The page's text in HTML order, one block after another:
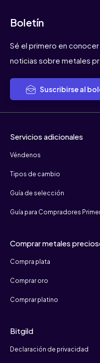
Boletín
Sé el primero en
noticias sobre metales
Suscribirse al
Servicios adicionales
Véndenos
Tipos de cambio
Guía de selección
Guía para Compradores
Comprar metales
Compra plata
Comprar oro
Comprar platino
Bitgild
Declaración de privacidad